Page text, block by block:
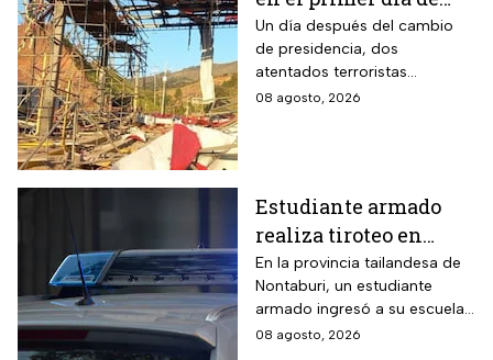
presidencia de
Abelardo De la
Espriella en Colombia
Un día después del cambio
de presidencia, dos
atentados terroristas
ocurrieron en Colombia
08 agosto, 2026
Estudiante armado
realiza tiroteo en
escuela de Tailandia
En la provincia tailandesa de
Nontaburi, un estudiante
armado ingresó a su escuela
y abrió fuego contra
08 agosto, 2026